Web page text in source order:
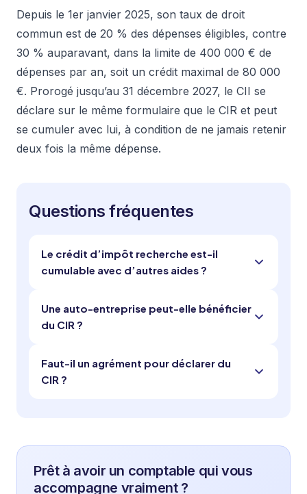
Depuis le 1er janvier 2025, son taux de droit
commun est de 20 % des dépenses éligibles, contre
30 % auparavant, dans la limite de 400 000 € de
dépenses par an, soit un crédit maximal de 80 000
€. Prorogé jusqu’au 31 décembre 2027, le CII se
déclare sur le même formulaire que le CIR et peut
se cumuler avec lui, à condition de ne jamais retenir
deux fois la même dépense.
Questions fréquentes
Le crédit d’impôt recherche est-il
cumulable avec d’autres aides ?
Une auto-entreprise peut-elle bénéficier
du CIR ?
Faut-il un agrément pour déclarer du
CIR ?
Prêt à avoir un comptable qui vous
accompagne vraiment ?